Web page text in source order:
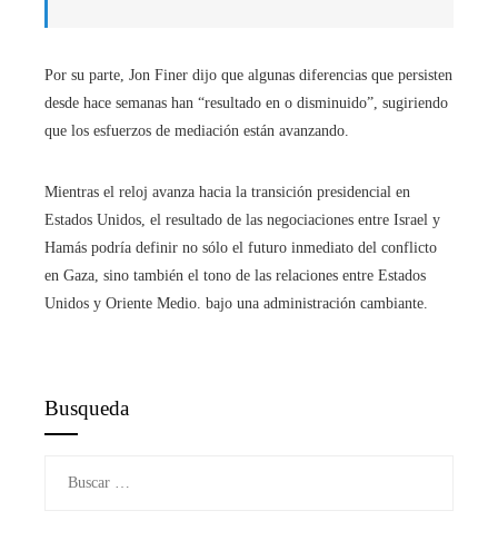
Por su parte, Jon Finer dijo que algunas diferencias que persisten
desde hace semanas han “resultado en o disminuido”, sugiriendo
que los esfuerzos de mediación están avanzando.
Mientras el reloj avanza hacia la transición presidencial en
Estados Unidos, el resultado de las negociaciones entre Israel y
Hamás podría definir no sólo el futuro inmediato del conflicto
en Gaza, sino también el tono de las relaciones entre Estados
Unidos y Oriente Medio. bajo una administración cambiante.
Busqueda